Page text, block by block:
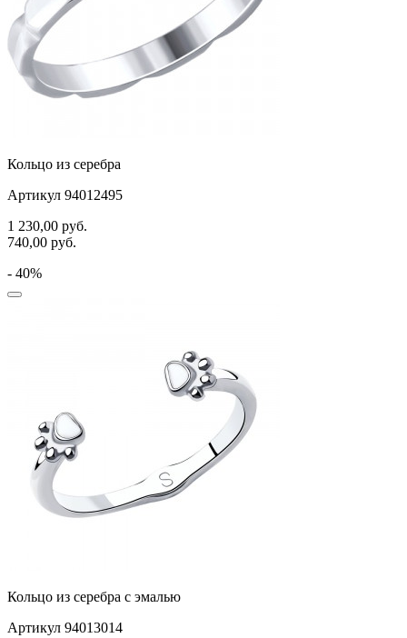
Кольцо из серебра
Артикул 94012495
1 230,00 руб.
740,00 руб.
- 40%
Кольцо из серебра с эмалью
Артикул 94013014